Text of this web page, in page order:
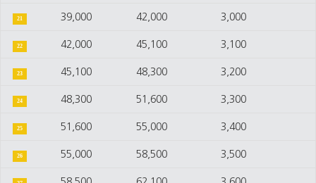
21 39,000 42,000 3,000
22 42,000 45,100 3,100
23 45,100 48,300 3,200
24 48,300 51,600 3,300
25 51,600 55,000 3,400
26 55,000 58,500 3,500